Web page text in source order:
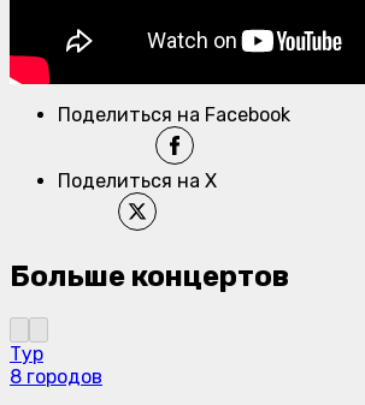
Поделиться на Facebook
Поделиться на X
Больше концертов
Тур
8 городов